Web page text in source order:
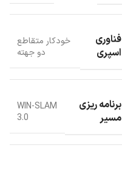
فناوری
اسپری
خودکار متقاطع
دو جهته
برنامه ریزی
مسیر
WIN-SLAM
3.0